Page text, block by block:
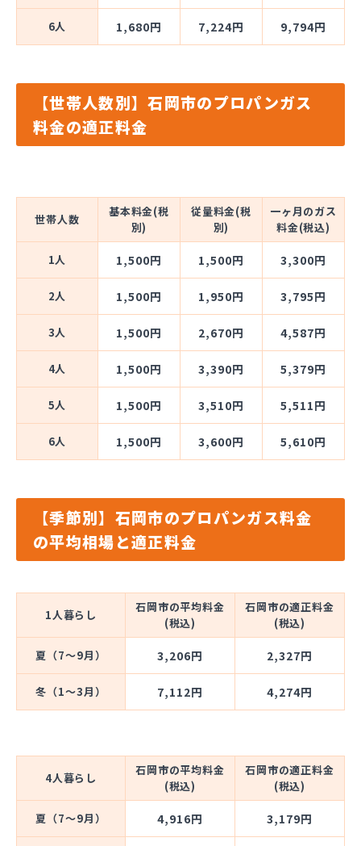
6人 1,680円 7,224円 9,794円
【世帯人数別】石岡市のプロパンガス
料金の適正料金
世帯人数
基本料金(税
別)
従量料金(税
別)
一ヶ月のガス
料金(税込)
1人 1,500円 1,500円 3,300円
2人 1,500円 1,950円 3,795円
3人 1,500円 2,670円 4,587円
4人 1,500円 3,390円 5,379円
5人 1,500円 3,510円 5,511円
6人 1,500円 3,600円 5,610円
【季節別】石岡市のプロパンガス料金
の平均相場と適正料金
1人暮らし
石岡市の平均料金
(税込)
石岡市の適正料金
(税込)
夏（7～9月） 3,206円 2,327円
冬（1～3月） 7,112円 4,274円
4人暮らし
石岡市の平均料金
(税込)
石岡市の適正料金
(税込)
夏（7～9月） 4,916円 3,179円